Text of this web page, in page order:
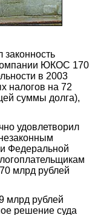
ЮКОС 170
в 2003
налогов на 72
суммы долга),
удовлетворил
Федеральной
млрд рублей
млрд рублей
решение суда